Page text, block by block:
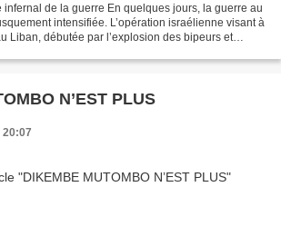
infernal de la guerre En quelques jours, la guerre au
intensifiée. L’opération israélienne visant à
Liban, débutée par l’explosion des bipeurs et
N’EST PLUS
20:07